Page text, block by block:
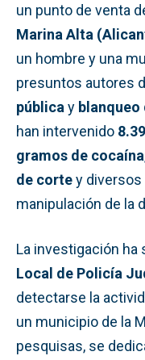
un punto de venta
Marina Alta
un hombre y una
presuntos autores
pública y blanqueo
han intervenido
gramos de cocaína
de cortey diversos
manipulación de la
La investigación ha
Local de Policía
detectarse la
un municipio de la
pesquisas, se